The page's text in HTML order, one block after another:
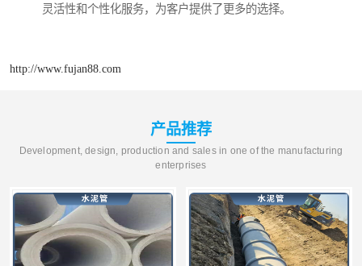
灵活性和个性化服务，为客户提供了更多的选择。
http://www.fujan88.com
产品推荐
Development, design, production and sales in one of the manufacturing
enterprises